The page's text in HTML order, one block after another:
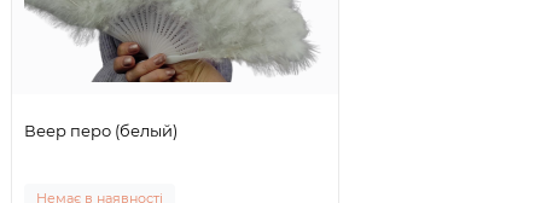
Веер перо (белый)
Немає в наявності